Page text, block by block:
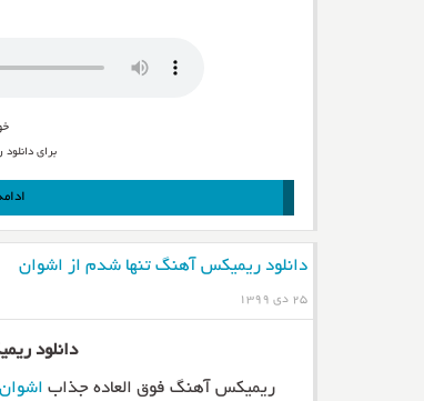
برای
دانلود ریمیکس آهنگ تنها شدم از اشوان
۲۵ دی ۱۳۹۹
دانلود
ریمیکس آهنگ فوق العاده جذاب اشوان